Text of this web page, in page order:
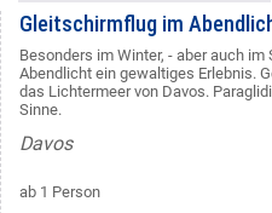
Gleitschirmflug im
Besonders im Winter, - aber auch
Abendlicht ein gewaltiges Erlebnis.
das Lichtermeer von Davos.
Sinne.
Davos
ab 1 Person